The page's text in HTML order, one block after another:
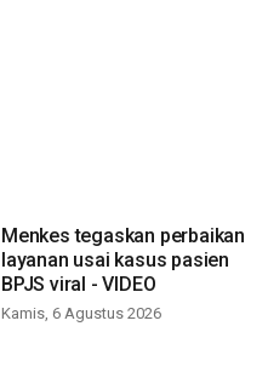
Menkes tegaskan perbaikan
layanan usai kasus pasien
BPJS viral - VIDEO
Kamis, 6 Agustus 2026